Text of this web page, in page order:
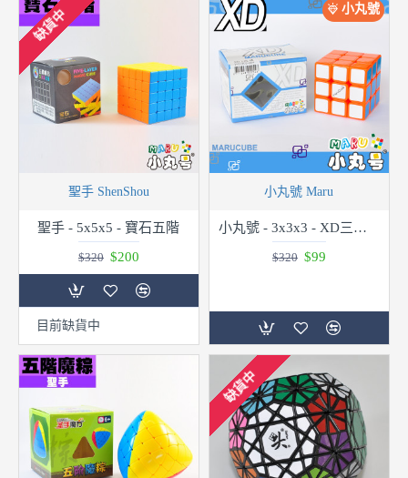
缺貨中
聖手 ShenShou
聖手 - 5x5x5 - 寶石五階
$200
$320
目前缺貨中
小丸號
小丸號 Maru
小丸號 - 3x3x3 - XD三階 - 橘
$99
$320
缺貨中